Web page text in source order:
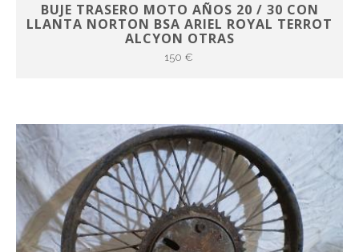
BUJE TRASERO MOTO AÑOS 20 / 30 CON
LLANTA NORTON BSA ARIEL ROYAL TERROT
ALCYON OTRAS
150 €